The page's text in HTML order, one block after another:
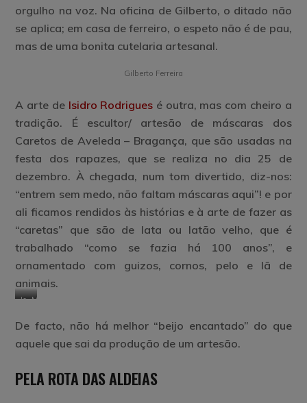
orgulho na voz. Na oficina de Gilberto, o ditado não
se aplica; em casa de ferreiro, o espeto não é de pau,
mas de uma bonita cutelaria artesanal.
Gilberto Ferreira
A arte de Isidro Rodrigues é outra, mas com cheiro a
tradição. É escultor/ artesão de máscaras dos
Caretos de Aveleda – Bragança, que são usadas na
festa dos rapazes, que se realiza no dia 25 de
dezembro. À chegada, num tom divertido, diz-nos:
“entrem sem medo, não faltam máscaras aqui”! e por
ali ficamos rendidos às histórias e à arte de fazer as
“caretas” que são de lata ou latão velho, que é
trabalhado “como se fazia há 100 anos”, e
ornamentado com guizos, cornos, pelo e lã de
animais.
IsidroMascara
Caretos
Aveleda
Bragança
De facto, não há melhor “beijo encantado” do que
aquele que sai da produção de um artesão.
PELA ROTA DAS ALDEIAS